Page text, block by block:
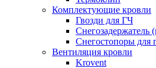
Комплектующие кровли
Гвозди для ГЧ
Снегозадержатель
Снегостопоры для
Вентиляция кровли
Krovent